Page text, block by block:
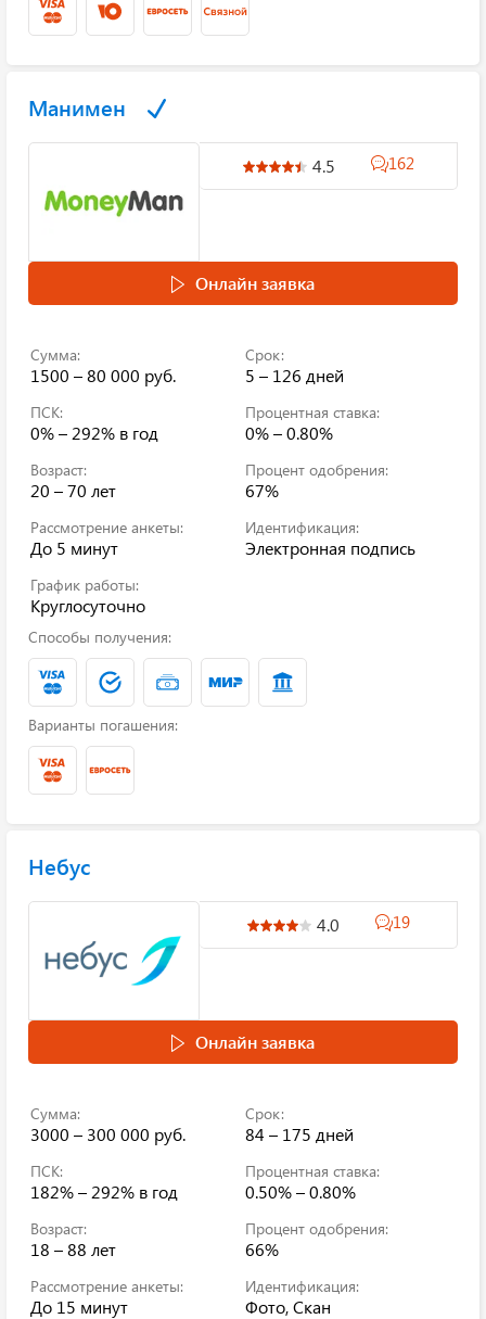
Манимен
4.5 162
Онлайн заявка
Сумма:
1500 – 80 000 руб.
Срок:
5 – 126 дней
ПСК:
0% – 292% в год
Процентная ставка:
0% – 0.80%
Возраст:
20 – 70 лет
Процент одобрения:
67%
Рассмотрение анкеты:
До 5 минут
Идентификация:
Электронная подпись
График работы:
Круглосуточно
Способы получения:
Варианты погашения:
Небус
4.0 19
Онлайн заявка
Сумма:
3000 – 300 000 руб.
Срок:
84 – 175 дней
ПСК:
182% – 292% в год
Процентная ставка:
0.50% – 0.80%
Возраст:
18 – 88 лет
Процент одобрения:
66%
Рассмотрение анкеты:
До 15 минут
Идентификация:
Фото, Скан